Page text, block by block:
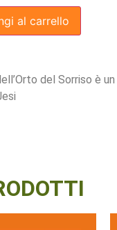
al carrello
del Sorriso è